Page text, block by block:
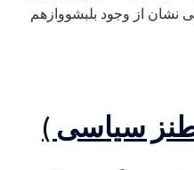
از وجود بلبشووازهم
سیاسی )